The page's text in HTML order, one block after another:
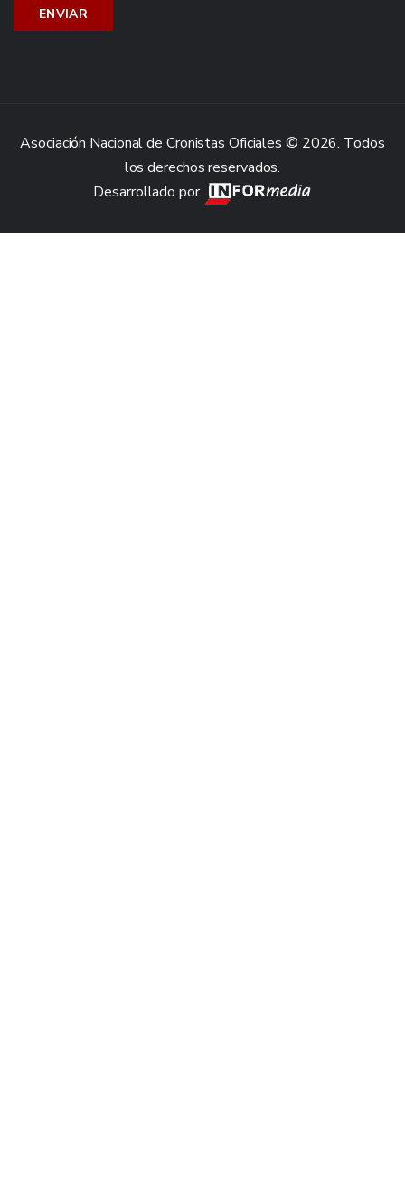
Asociación Nacional de Cronistas Oficiales © 2026. Todos
los derechos reservados.
Desarrollado por